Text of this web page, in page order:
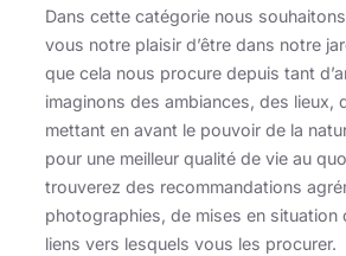
Dans cette catégorie nous
vous notre plaisir d’être dans notre
que cela nous procure depuis tant
imaginons des ambiances, des lieux,
mettant en avant le pouvoir de la
pour une meilleur qualité de vie au
trouverez des recommandations
photographies, de mises en situation
liens vers lesquels vous les procurer.